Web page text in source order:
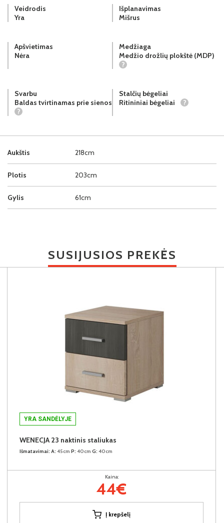
Aukštis 218cm
Plotis 203cm
Gylis 61cm
Veidrodis
Yra
Išplanavimas
Mišrus
Apšvietimas
Nėra
Medžiaga
Medžio drožlių plokštė (MDP)
?
Svarbu
Baldas tvirtinamas prie sienos
?
Stalčių bėgeliai
Ritininiai bėgeliai
?
SUSIJUSIOS PREKĖS
YRA SANDĖLYJE
WENECJA 23 naktinis staliukas
Išmatavimai: A: 45cm P: 40cm G: 40cm
Kaina:
44€
Į krepšelį